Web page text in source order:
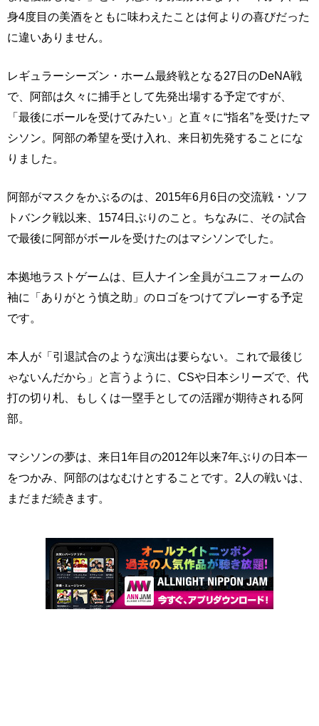
身4度目の美酒をともに味わえたことは何よりの喜びだった
に違いありません。
レギュラーシーズン・ホーム最終戦となる27日のDeNA戦
で、阿部は久々に捕手として先発出場する予定ですが、
「最後にボールを受けてみたい」と直々に“指名”を受けたマ
シソン。阿部の希望を受け入れ、来日初先発することにな
りました。
阿部がマスクをかぶるのは、2015年6月6日の交流戦・ソフ
トバンク戦以来、1574日ぶりのこと。ちなみに、その試合
で最後に阿部がボールを受けたのはマシソンでした。
本拠地ラストゲームは、巨人ナイン全員がユニフォームの
袖に「ありがとう慎之助」のロゴをつけてプレーする予定
です。
本人が「引退試合のような演出は要らない。これで最後じ
ゃないんだから」と言うように、CSや日本シリーズで、代
打の切り札、もしくは一塁手としての活躍が期待される阿
部。
マシソンの夢は、来日1年目の2012年以来7年ぶりの日本一
をつかみ、阿部のはなむけとすることです。2人の戦いは、
まだまだ続きます。